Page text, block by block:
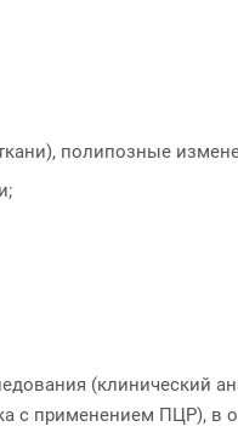
полипозные
(клинический
с применением ПЦР), в